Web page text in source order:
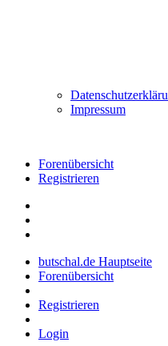
Impressum
Forenübersicht
Registrieren
butschal.de Hauptseite
Forenübersicht
Registrieren
Login